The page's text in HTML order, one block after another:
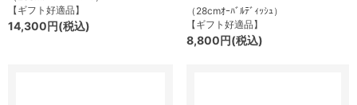
【ギフト好適品】
14,300円(税込)
（28cmｵｰﾊﾞﾙﾃﾞｨｯｼｭ）
【ギフト好適品】
8,800円(税込)